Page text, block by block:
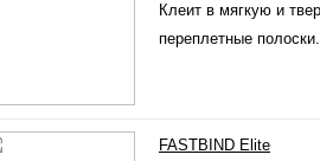
Клеит в мягкую и
переплетные полоски.
FASTBIND Elite